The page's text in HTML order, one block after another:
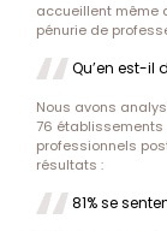
accueillent même
pénurie de
Qu’en est-il
Nous avons
76 établissements
professionnels
résultats :
81% se